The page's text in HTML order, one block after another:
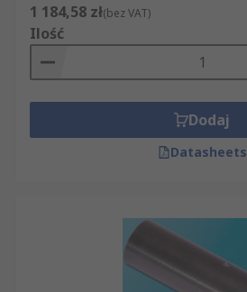
1 184,58 zł(bez VAT)
Ilość
Dodaj
Datasheets